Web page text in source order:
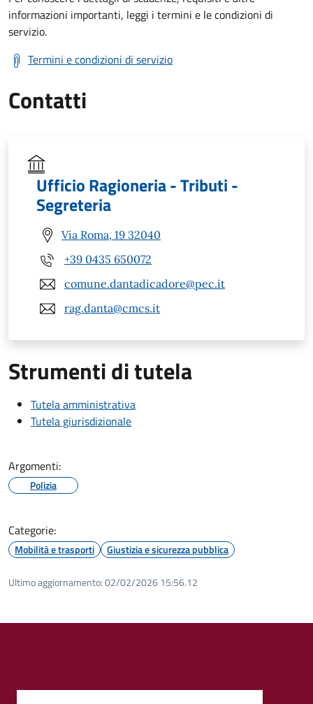
informazioni importanti, leggi i termini e le condizioni di
servizio.
Termini e condizioni di servizio
Contatti
Ufficio Ragioneria - Tributi -
Segreteria
Via Roma, 19 32040
+39 0435 650072
comune.dantadicadore@pec.it
rag.danta@cmcs.it
Strumenti di tutela
Tutela amministrativa
Tutela giurisdizionale
Argomenti:
Polizia
Categorie:
Mobilità e trasporti Giustizia e sicurezza pubblica
Ultimo aggiornamento:02/02/2026 15:56.12